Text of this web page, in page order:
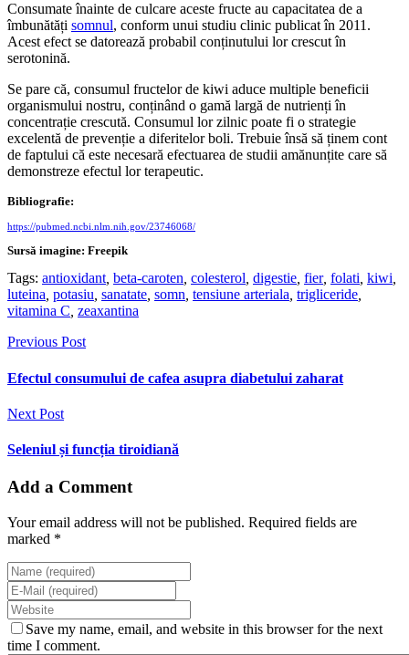
Consumate înainte de culcare aceste fructe au capacitatea de a
îmbunătăți somnul, conform unui studiu clinic publicat în 2011.
Acest efect se datorează probabil conținutului lor crescut în
serotonină.
Se pare că, consumul fructelor de kiwi aduce multiple beneficii
organismului nostru, conținând o gamă largă de nutrienți în
concentrație crescută. Consumul lor zilnic poate fi o strategie
excelentă de prevenție a diferitelor boli. Trebuie însă să ținem cont
de faptului că este necesară efectuarea de studii amănunțite care să
demonstreze efectul lor terapeutic.
Bibliografie:
https://pubmed.ncbi.nlm.nih.gov/23746068/
Sursă imagine: Freepik
Tags: antioxidant beta-caroten colesterol digestie fier, folati kiwi
luteina potasiu sanatate somn tensiune arteriala trigliceride
vitamina C zeaxantina
Previous Post
Efectul consumului de cafea asupra diabetului zaharat
Next Post
Seleniul și funcția tiroidiană
Add a Comment
Your email address will not be published. Required fields are
marked *
Save my name, email, and website in this browser for the next
time I comment.